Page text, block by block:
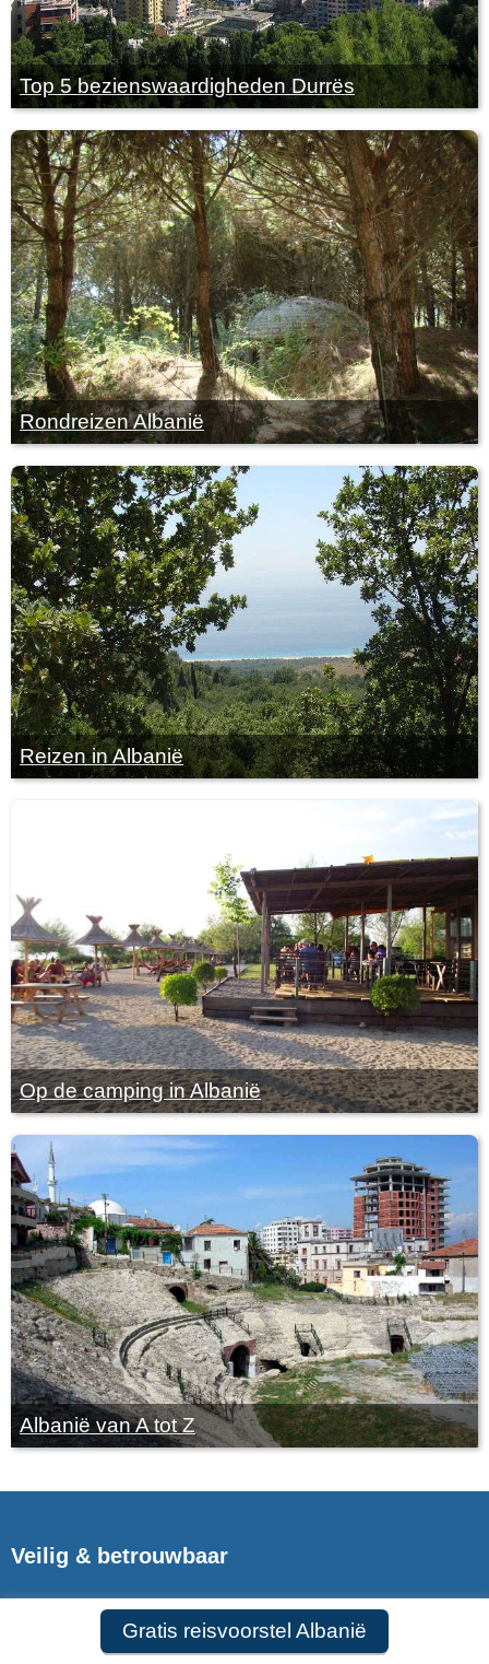
Gratis reisvoorstel Albanië
Top 5 bezienswaardigheden Durrës
Rondreizen Albanië
Reizen in Albanië
Op de camping in Albanië
Albanië van A tot Z
Veilig & betrouwbaar
ANVR,SGR,SGRZ & CF
9,8 in 569 reviews